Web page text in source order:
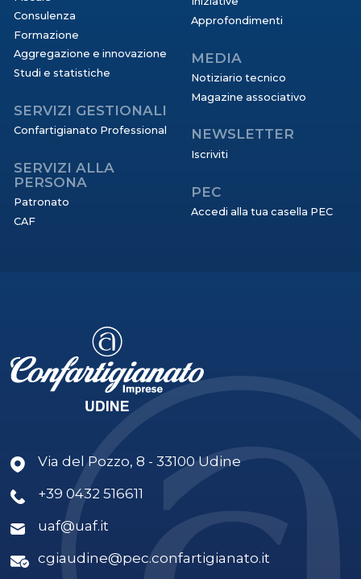
Consulenza
Formazione
Aggregazione e innovazione
Studi e statistiche
SERVIZI GESTIONALI
Confartigianato Professional
SERVIZI ALLA
PERSONA
Patronato
CAF
Approfondimenti
MEDIA
Notiziario tecnico
Magazine associativo
NEWSLETTER
Iscriviti
PEC
Accedi alla tua casella PEC
Via del Pozzo, 8 - 33100 Udine
+39 0432 516611
uaf@uaf.it
cgiaudine@pec.confartigianato.it